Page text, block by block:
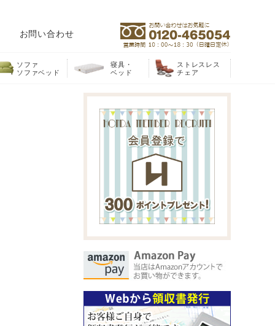
お問い合わせ
ソファ
ソファベッド
寝具・
ベッド
ストレスレス
チェア